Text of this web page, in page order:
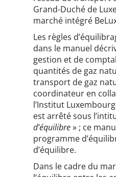
Grand-Duché de
marché intégré
Les règles
dans le manuel
gestion et de
quantités de gaz
transport de gaz
coordinateur en
l’Institut
est arrêté sous
d’équilibre» ; ce
programme
d’équilibre.
Dans le cadre du